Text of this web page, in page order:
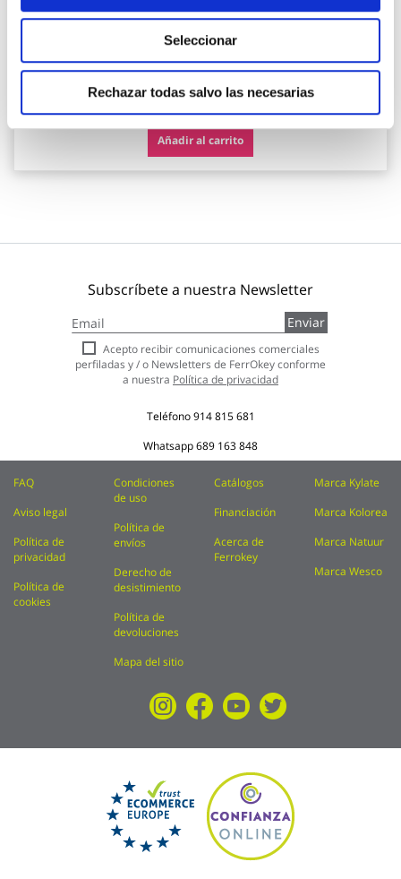
Seleccionar
Rechazar todas salvo las necesarias
negro mate ø100 mm exojo
Exojo
27,25 €
Añadir al carrito
Subscríbete a nuestra Newsletter
a
nuestro
boletín
de
Enviar
Acepto recibir comunicaciones comerciales
perfiladas y / o Newsletters de FerrOkey conforme
a nuestra Política de privacidad
Teléfono914 815 681
Whatsapp689 163 848
FAQ
Aviso legal
Política de
privacidad
Política de
cookies
Condiciones
de uso
Política de
envíos
Derecho de
desistimiento
Política de
devoluciones
Mapa del sitio
Catálogos
Financiación
Acerca de
Ferrokey
Marca Kylate
Marca Kolorea
Marca Natuur
Marca Wesco